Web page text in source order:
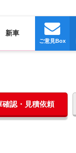
新車
ご意見Box
認・見積依頼